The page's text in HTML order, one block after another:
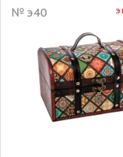
№ э40